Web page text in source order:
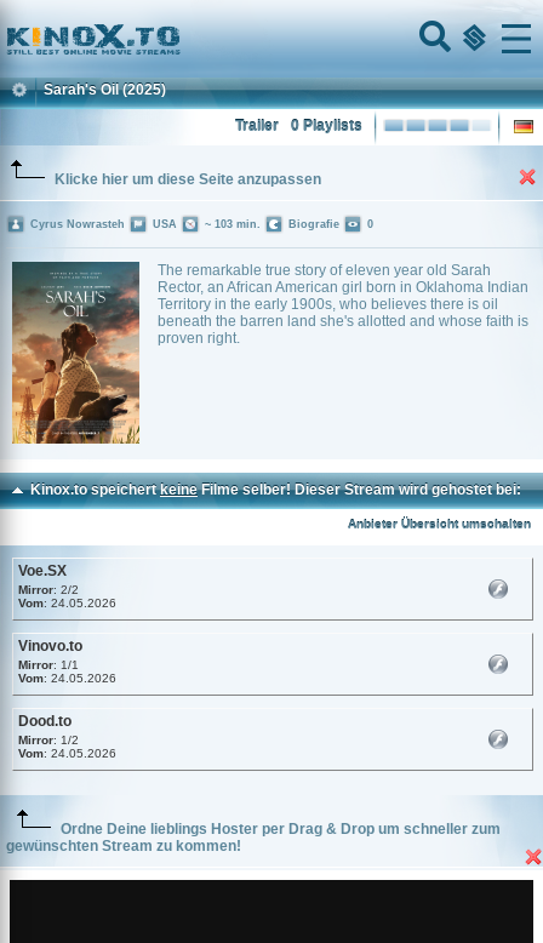
Home
Menu
Sarah's Oil (2025)
0 Playlists
Trailer
Klicke hier um diese Seite anzupassen
The remarkable true story of eleven year old Sarah
Rector, an African American girl born in Oklahoma Indian
Territory in the early 1900s, who believes there is oil
beneath the barren land she's allotted and whose faith is
proven right.
Cyrus Nowrasteh USA ~ 103 min. Biografie 0
Kinox.to speichertkeineFilme selber! Dieser Stream wird gehostet bei:
Anbieter Übersicht umschalten
Voe.SX
Mirror: 2/2
Vom: 24.05.2026
Vinovo.to
Mirror: 1/1
Vom: 24.05.2026
Dood.to
Mirror: 1/2
Vom: 24.05.2026
Ordne Deine lieblings Hoster per Drag & Drop um schneller zum
gewünschten Stream zu kommen!